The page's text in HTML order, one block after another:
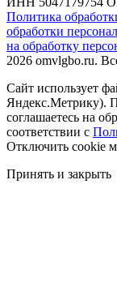
Политика
обработки
на обработку
2026 omvlgbo.ru.
Сайт использует
Яндекс.Метрику).
соглашаетесь на
соответствии с
Отключить cookie
Принять и закрыть